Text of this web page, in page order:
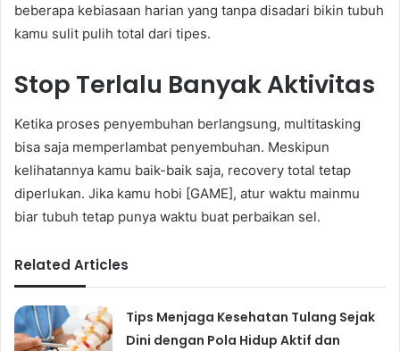
beberapa kebiasaan harian yang tanpa disadari bikin tubuh
kamu sulit pulih total dari tipes.
Stop Terlalu Banyak Aktivitas
Ketika proses penyembuhan berlangsung, multitasking
bisa saja memperlambat penyembuhan. Meskipun
kelihatannya kamu baik-baik saja, recovery total tetap
diperlukan. Jika kamu hobi [GAME], atur waktu mainmu
biar tubuh tetap punya waktu buat perbaikan sel.
Related Articles
Tips Menjaga Kesehatan Tulang Sejak
Dini dengan Pola Hidup Aktif dan